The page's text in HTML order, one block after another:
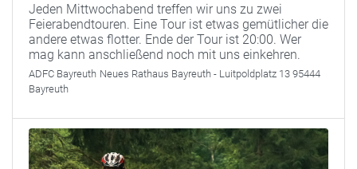
Jeden Mittwochabend treffen wir uns zu zwei
Feierabendtouren. Eine Tour ist etwas gemütlicher die
andere etwas flotter. Ende der Tour ist 20:00. Wer
mag kann anschließend noch mit uns einkehren.
ADFC Bayreuth Neues Rathaus Bayreuth - Luitpoldplatz 13 95444
Bayreuth